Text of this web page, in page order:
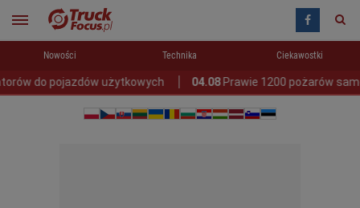
Nowości Technika Ciekawostki
do pojazdów użytkowych 04.08Prawie 1200 pożarów